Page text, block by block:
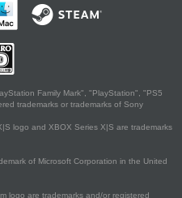
Family Mark", "PlayStation", "PS5
trademarks or trademarks of Sony
logo and XBOX Series X|S are trademarks
of Microsoft Corporation in the United
logo are trademarks and/or registered